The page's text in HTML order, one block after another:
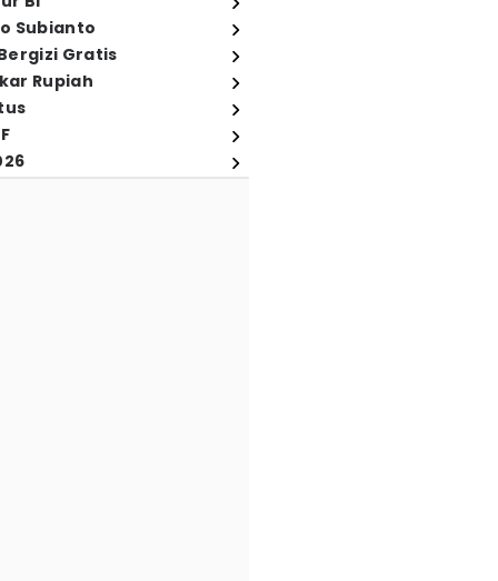
Subianto
Gratis
Rupiah